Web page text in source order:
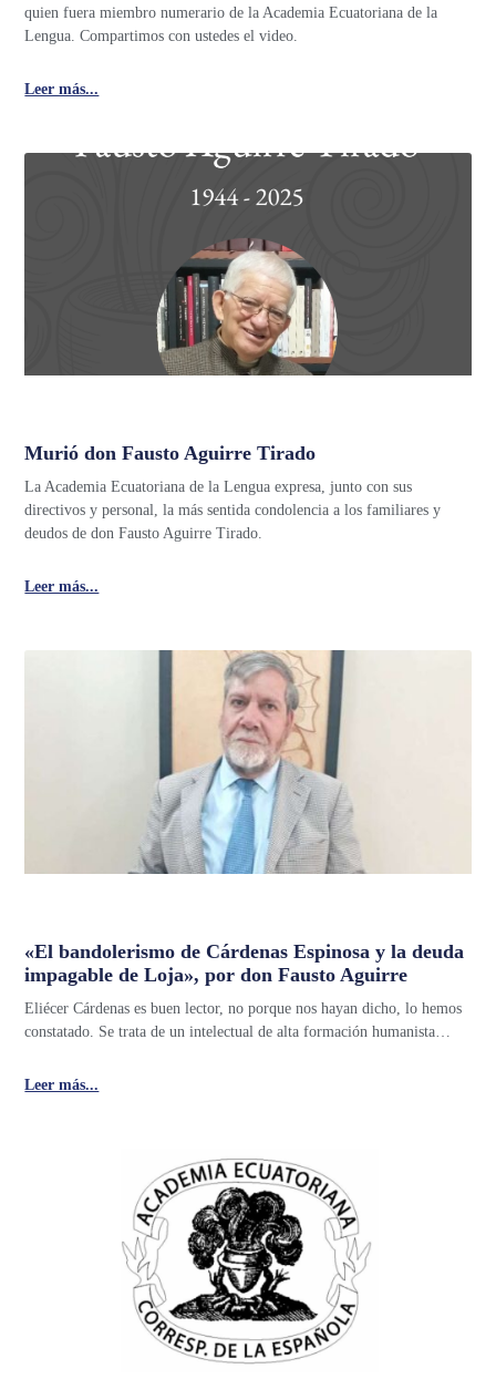
quien fuera miembro numerario de la Academia Ecuatoriana de la
Lengua. Compartimos con ustedes el video.
Leer más...
Murió don Fausto Aguirre Tirado
La Academia Ecuatoriana de la Lengua expresa, junto con sus
directivos y personal, la más sentida condolencia a los familiares y
deudos de don Fausto Aguirre Tirado.
Leer más...
«El bandolerismo de Cárdenas Espinosa y la deuda
impagable de Loja», por don Fausto Aguirre
Eliécer Cárdenas es buen lector, no porque nos hayan dicho, lo hemos
constatado. Se trata de un intelectual de alta formación humanista…
Leer más...